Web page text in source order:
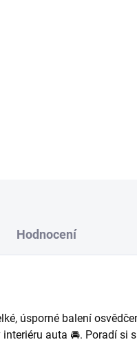
Hodnocení
úsporné balení
interiéru auta 🚘. Poradí si